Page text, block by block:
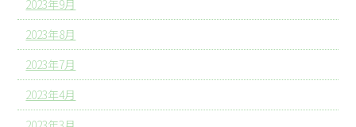
2023年9月
2023年8月
2023年7月
2023年4月